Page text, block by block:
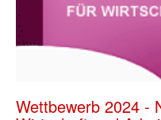
Wettbewerb 2024 -